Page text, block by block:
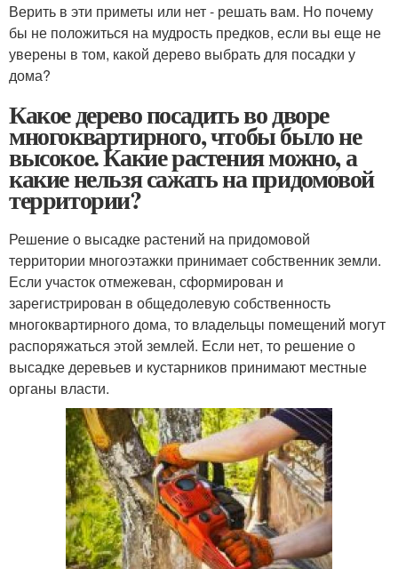
Верить в эти приметы или нет - решать вам. Но почему
бы не положиться на мудрость предков, если вы еще не
уверены в том, какой дерево выбрать для посадки у
дома?
Какое дерево посадить во дворе
многоквартирного, чтобы было не
высокое. Какие растения можно, а
какие нельзя сажать на придомовой
территории?
Решение о высадке растений на придомовой
территории многоэтажки принимает собственник земли.
Если участок отмежеван, сформирован и
зарегистрирован в общедолевую собственность
многоквартирного дома, то владельцы помещений могут
распоряжаться этой землей. Если нет, то решение о
высадке деревьев и кустарников принимают местные
органы власти.